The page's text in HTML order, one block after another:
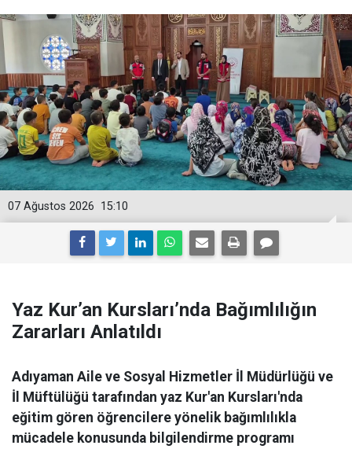
15:10
07 Ağustos 2026
Yaz Kur’an Kursları’nda Bağımlılığın
Zararları Anlatıldı
Adıyaman Aile ve Sosyal Hizmetler İl Müdürlüğü ve
İl Müftülüğü tarafından yaz Kur'an Kursları'nda
eğitim gören öğrencilere yönelik bağımlılıkla
mücadele konusunda bilgilendirme programı